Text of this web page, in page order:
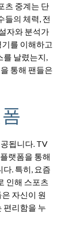
츠 중계는 단
들의 체력, 전
자와 분석가
를 이해하고
날렸는지,
통해 팬들은
됩니다. TV
랫폼을 통해
. 특히, 요즘
인해 스포츠
자신이 원
편리함을 누